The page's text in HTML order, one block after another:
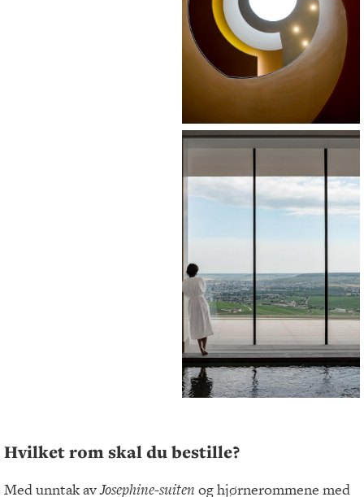
Hvilket rom skal du bestille?
Med unntak avJosephine-suiten og hjørnerommene med